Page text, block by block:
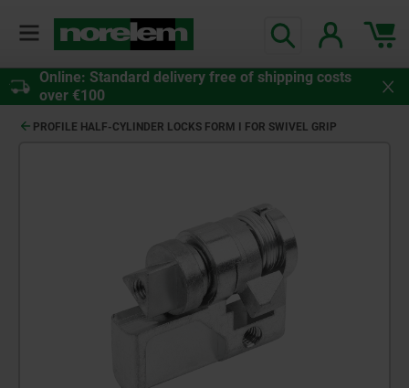
Online: Standard delivery free of shipping costs
over €100
PROFILE HALF-CYLINDER LOCKS FORM I FOR SWIVEL GRIP